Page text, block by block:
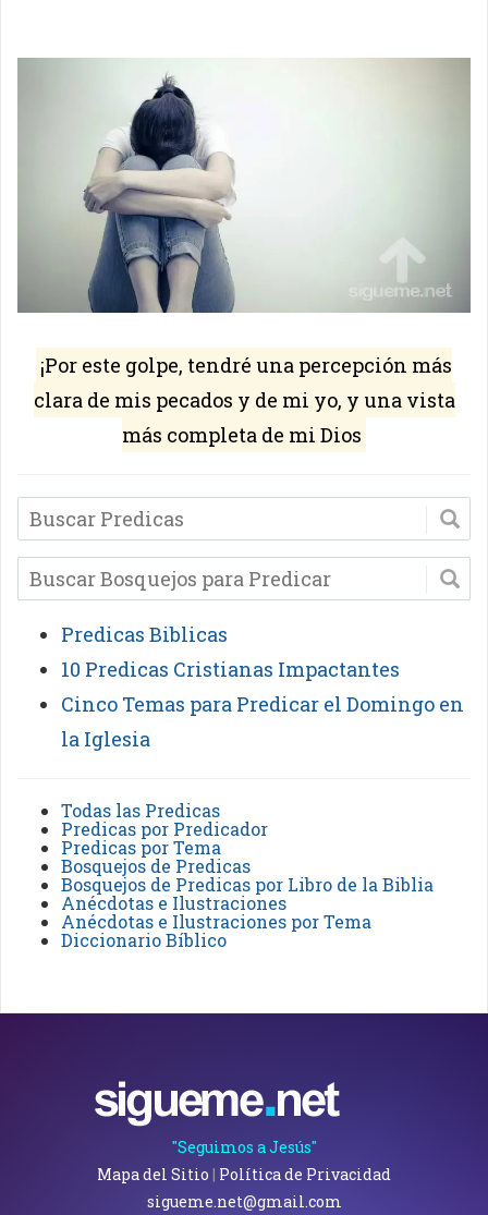
¡Por este golpe, tendré una percepción más
clara de mis pecados y de mi yo, y una vista
más completa de mi Dios
Predicas Biblicas
10 Predicas Cristianas Impactantes
Cinco Temas para Predicar el Domingo en
la Iglesia
Todas las Predicas
Predicas por Predicador
Predicas por Tema
Bosquejos de Predicas
Bosquejos de Predicas por Libro de la Biblia
Anécdotas e Ilustraciones
Anécdotas e Ilustraciones por Tema
Diccionario Bíblico
"Seguimos a Jesús"
Mapa del Sitio | Política de Privacidad
sigueme.net@gmail.com